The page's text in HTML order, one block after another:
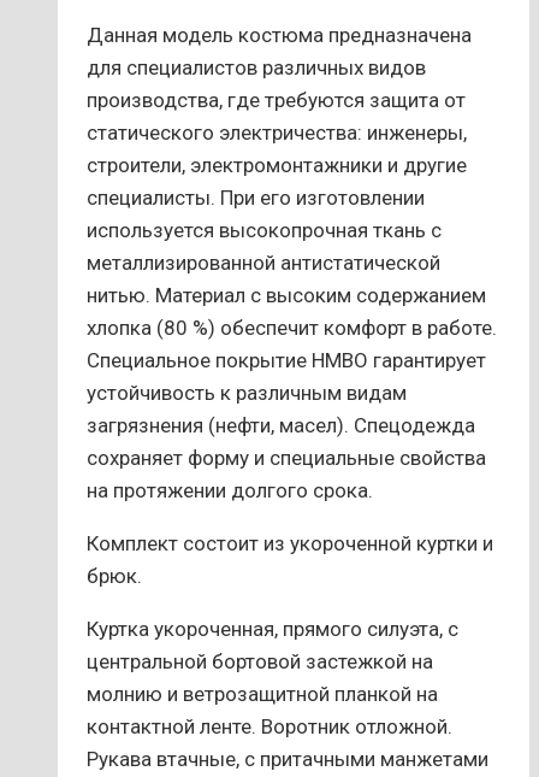
Данная модель костюма предназначена
для специалистов различных видов
производства, где требуются защита от
статического электричества: инженеры,
строители, электромонтажники и другие
специалисты. При его изготовлении
используется высокопрочная ткань с
металлизированной антистатической
нитью. Материал с высоким содержанием
хлопка (80 %) обеспечит комфорт в работе.
Специальное покрытие НМВО гарантирует
устойчивость к различным видам
загрязнения (нефти, масел). Спецодежда
сохраняет форму и специальные свойства
на протяжении долгого срока.
Комплект состоит из укороченной куртки и
брюк.
Куртка укороченная, прямого силуэта, с
центральной бортовой застежкой на
молнию и ветрозащитной планкой на
контактной ленте. Воротник отложной.
Рукава втачные, с притачными манжетами